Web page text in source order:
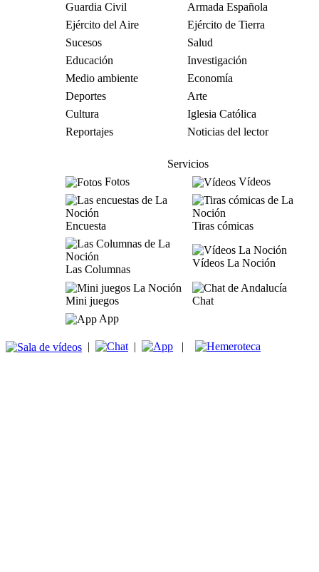
Guardia Civil
Armada Española
Ejército del Aire
Ejército de Tierra
Sucesos
Salud
Educación
Investigación
Medio ambiente
Economía
Deportes
Arte
Cultura
Iglesia Católica
Reportajes
Noticias del lector
Servicios
Fotos
Vídeos
Encuesta Tiras cómicas
Las Columnas
Vídeos La Noción
Mini juegos
Chat
App
| | |